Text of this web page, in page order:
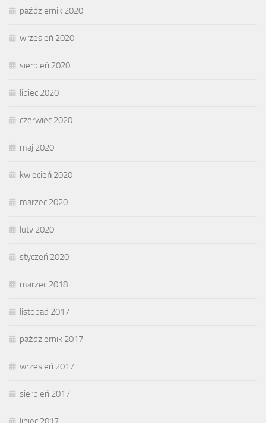
październik 2020
wrzesień 2020
sierpień 2020
lipiec 2020
czerwiec 2020
maj 2020
kwiecień 2020
marzec 2020
luty 2020
styczeń 2020
marzec 2018
listopad 2017
październik 2017
wrzesień 2017
sierpień 2017